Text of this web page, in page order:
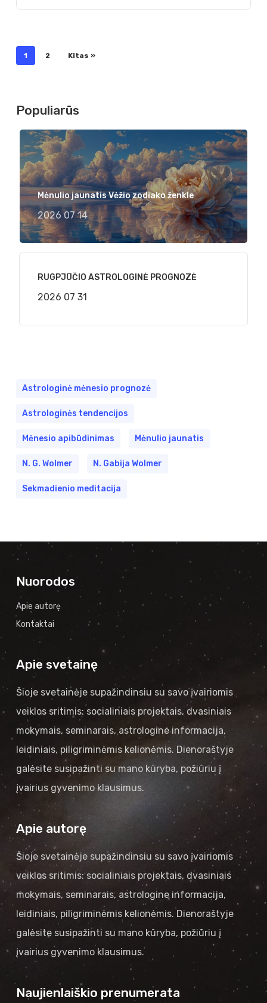
1 2 Kitas »
Populiarūs
Mėnulio jaunatis Vėžio zodiako ženkle
2026 07 14
RUGPJŪČIO ASTROLOGINĖ PROGNOZĖ
2026 07 31
Astrologinė mėnesio prognozė
Astrologinės tendencijos
Mėnesio apibūdinimas Mėnulio jaunatis
N. G. Wolmer N. Gabija Wolmer
Sekmadienio meditacija
Nuorodos
Apie autorę
Kontaktai
Apie svetainę
Šioje svetainėje supažindinsiu su savo įvairiomis
veiklos sritimis: socialiniais projektais, dvasiniais
mokymais, seminarais, astrologine informacija,
leidiniais, piligriminėmis kelionėmis. Dienoraštyje
galėsite susipažinti su mano kūryba, požiūriu į
įvairius gyvenimo klausimus.
Apie autorę
Šioje svetainėje supažindinsiu su savo įvairiomis
veiklos sritimis: socialiniais projektais, dvasiniais
mokymais, seminarais, astrologine informacija,
leidiniais, piligriminėmis kelionėmis. Dienoraštyje
galėsite susipažinti su mano kūryba, požiūriu į
įvairius gyvenimo klausimus.
Naujienlaiškio prenumerata